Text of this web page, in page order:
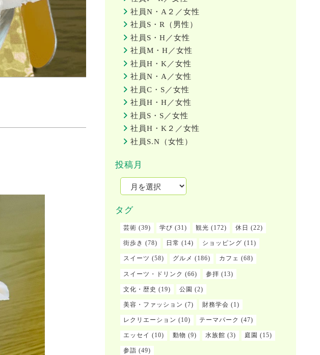
社員N・A２／女性
社員S・R（男性）
社員S・H／女性
社員M・H／女性
社員H・K／女性
社員N・A／女性
社員C・S／女性
社員H・H／女性
社員S・S／女性
社員H・K２／女性
社員S.N（女性）
投稿月
タグ
芸術 (39) 学び (31) 観光 (172) 休日 (22)
街歩き (78) 日常 (14) ショッピング (11)
スイーツ (58) グルメ (186) カフェ (68)
スイーツ・ドリンク (66) 参拝 (13)
文化・歴史 (19) 公園 (2)
美容・ファッション (7) 財務学会 (1)
レクリエーション (10) テーマパーク (47)
エッセイ (10) 動物 (9) 水族館 (3) 庭園 (15)
参詣 (49)